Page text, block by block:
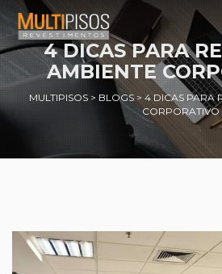
4 DICAS PARA
AMBIENTE
MULTIPISOS> BLOGS> 4 DICAS PARA
CORPORATIVO